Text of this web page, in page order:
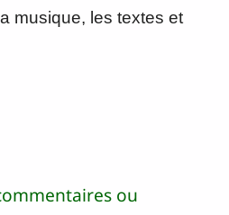
musique, les textes et
ou